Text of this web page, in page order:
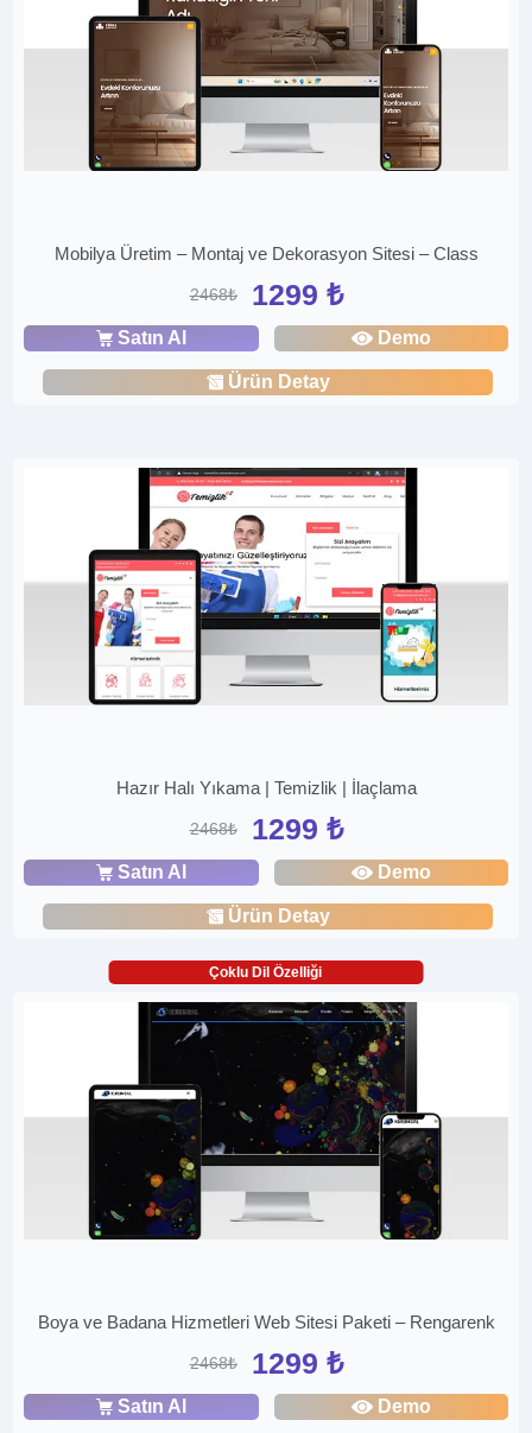
Mobilya Üretim – Montaj ve Dekorasyon Sitesi – Class
2468₺ 1299 ₺
Satın Al Demo
Ürün Detay
Hazır Halı Yıkama | Temizlik | İlaçlama
2468₺ 1299 ₺
Satın Al Demo
Ürün Detay
Çoklu Dil Özelliği
Boya ve Badana Hizmetleri Web Sitesi Paketi – Rengarenk
2468₺ 1299 ₺
Satın Al Demo